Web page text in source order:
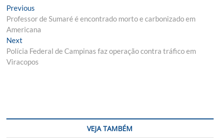
Navegação
de
Post
Previous
post:
Professor de Sumaré é encontrado morto e carbonizado em
Americana
Next
post:
Polícia Federal de Campinas faz operação contra tráfico em
Viracopos
VEJA TAMBÉM